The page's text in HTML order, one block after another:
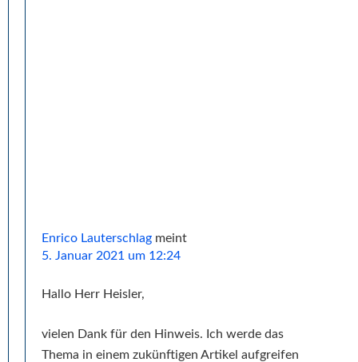
Enrico Lauterschlag meint
5. Januar 2021 um 12:24
Hallo Herr Heisler,
vielen Dank für den Hinweis. Ich werde das
Thema in einem zukünftigen Artikel aufgreifen